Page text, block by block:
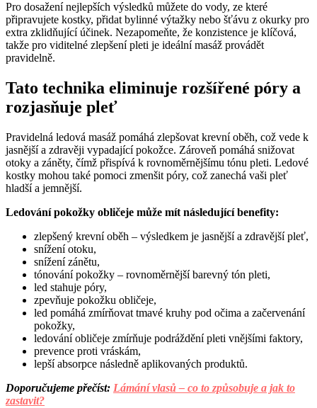
Pro dosažení nejlepších výsledků můžete do vody, ze které
připravujete kostky, přidat bylinné výtažky nebo šťávu z okurky pro
extra zklidňující účinek. Nezapomeňte, že konzistence je klíčová,
takže pro viditelné zlepšení pleti je ideální masáž provádět
pravidelně.
Tato technika eliminuje rozšířené póry a
rozjasňuje pleť
Pravidelná ledová masáž pomáhá zlepšovat krevní oběh, což vede k
jasnější a zdravěji vypadající pokožce. Zároveň pomáhá snižovat
otoky a záněty, čímž přispívá k rovnoměrnějšímu tónu pleti. Ledové
kostky mohou také pomoci zmenšit póry, což zanechá vaši pleť
hladší a jemnější.
Ledování pokožky obličeje může mít následující benefity:
zlepšený krevní oběh – výsledkem je jasnější a zdravější pleť,
snížení otoku,
snížení zánětu,
tónování pokožky – rovnoměrnější barevný tón pleti,
led stahuje póry,
zpevňuje pokožku obličeje,
led pomáhá zmírňovat tmavé kruhy pod očima a začervenání
pokožky,
ledování obličeje zmírňuje podráždění pleti vnějšími faktory,
prevence proti vráskám,
lepší absorpce následně aplikovaných produktů.
Doporučujeme přečíst: Lámání vlasů – co to způsobuje a jak to
zastavit?